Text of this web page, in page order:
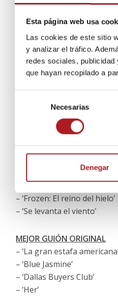
Esta página web usa
Las cookies de este sitio
y analizar el tráfico.
redes sociales,
que hayan recopilado a
n
d
e
o
Necesarias
Denegar
– Michael Fassbender, ’12
– Jonah Hill, ‘El lobo de Wall
– Jared Leto, ‘Dallas Buyers
MEJOR ACTRIZ DE REPARTO
– Sally Hawkins, ‘Blue
– Julia Roberts, ‘Agosto’
– June Squibb, ‘Nebraska’
MEJOR PELÍCULA ANIMADA
– ‘Gru 2. Mi villano favorito’
– ‘Ernest & Celestine’
– ‘Frozen: El reino del hielo’
– ‘Se levanta el viento’
MEJOR GUIÓN ORIGINAL
– ‘La gran estafa
– ‘Blue Jasmine’
– ‘Dallas Buyers Club’
– ‘Her’